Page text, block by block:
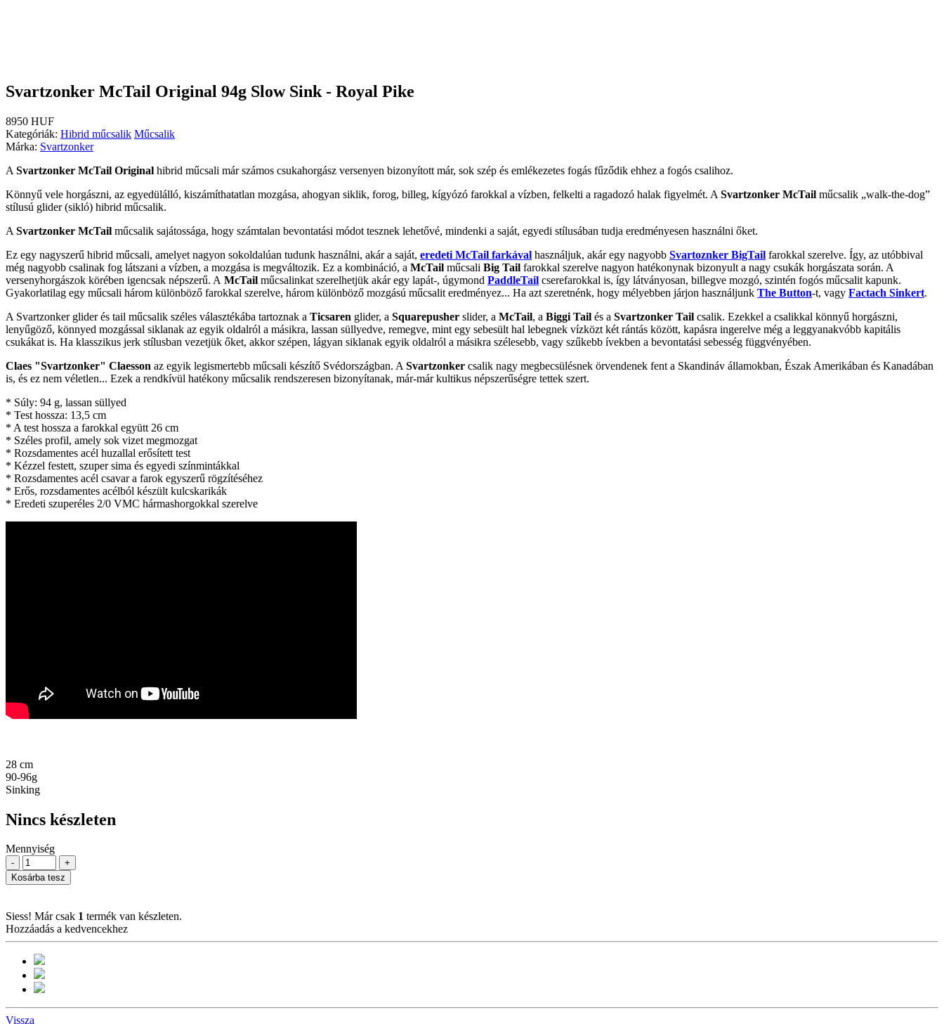
Svartzonker McTail Original 94g Slow Sink - Royal Pike
8950 HUF
Kategóriák: Hibrid műcsalik Műcsalik
Márka: Svartzonker
A Svartzonker McTail Original hibrid műcsali már számos csukahorgász versenyen bizonyított már, sok szép és emlékezetes fogás fűződik ehhez a fogós csalihoz.
Könnyű vele horgászni, az egyedülálló, kiszámíthatatlan mozgása, ahogyan siklik, forog, billeg, kígyózó farokkal a vízben, felkelti a ragadozó halak figyelmét. A Svartzonker McTail műcsalik „walk-the-dog”
stílusú glider (sikló) hibrid műcsalik.
A Svartzonker McTail műcsalik sajátossága, hogy számtalan bevontatási módot tesznek lehetővé, mindenki a saját, egyedi stílusában tudja eredményesen használni őket.
Ez egy nagyszerű hibrid műcsali, amelyet nagyon sokoldalúan tudunk használni, akár a saját, eredeti McTail farkával használjuk, akár egy nagyobb Svartoznker BigTail farokkal szerelve. Így, az utóbbival
még nagyobb csalinak fog látszani a vízben, a mozgása is megváltozik. Ez a kombináció, a McTail műcsali Big Tail farokkal szerelve nagyon hatékonynak bizonyult a nagy csukák horgászata során. A
versenyhorgászok körében igencsak népszerű. A McTail műcsalinkat szerelhetjük akár egy lapát-, úgymond PaddleTail cserefarokkal is, így látványosan, billegve mozgó, szintén fogós műcsalit kapunk.
Gyakorlatilag egy műcsali három különböző farokkal szerelve, három különböző mozgású műcsalit eredményez... Ha azt szeretnénk, hogy mélyebben járjon használjunk The Button-t, vagy Factach Sinkert.
A Svartzonker glider és tail műcsalik széles választékába tartoznak a Ticsaren glider, a Squarepusher slider, a McTail, a Biggi Tail és a Svartzonker Tail csalik. Ezekkel a csalikkal könnyű horgászni,
lenyűgöző, könnyed mozgással siklanak az egyik oldalról a másikra, lassan süllyedve, remegve, mint egy sebesült hal lebegnek vízközt két rántás között, kapásra ingerelve még a leggyanakvóbb kapitális
csukákat is. Ha klasszikus jerk stílusban vezetjük őket, akkor szépen, lágyan siklanak egyik oldalról a másikra szélesebb, vagy szűkebb ívekben a bevontatási sebesség függvényében.
Claes "Svartzonker" Claesson az egyik legismertebb műcsali készítő Svédországban. A Svartzonker csalik nagy megbecsülésnek örvendenek fent a Skandináv államokban, Észak Amerikában és Kanadában
is, és ez nem véletlen... Ezek a rendkívül hatékony műcsalik rendszeresen bizonyítanak, már-már kultikus népszerűségre tettek szert.
* Súly: 94 g, lassan süllyed
* Test hossza: 13,5 cm
* A test hossza a farokkal együtt 26 cm
* Széles profil, amely sok vizet megmozgat
* Rozsdamentes acél huzallal erősített test
* Kézzel festett, szuper sima és egyedi színmintákkal
* Rozsdamentes acél csavar a farok egyszerű rögzítéséhez
* Erős, rozsdamentes acélból készült kulcskarikák
* Eredeti szuperéles 2/0 VMC hármashorgokkal szerelve
28 cm
90-96g
Sinking
Nincs készleten
Mennyiség
-
+
Kosárba tesz
Siess! Már csak 1 termék van készleten.
Hozzáadás a kedvencekhez
Vissza